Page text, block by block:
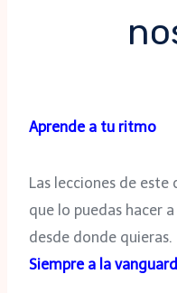
Aprende a tu ritmo
Las lecciones de este
que lo puedas hacer
desde donde quieras.
Siempre a la